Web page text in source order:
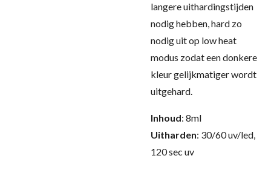
langere uithardingstijden
nodig hebben, hard zo
nodig uit op low heat
modus zodat een donkere
kleur gelijkmatiger wordt
uitgehard.
Inhoud: 8ml
Uitharden: 30/60 uv/led,
120 sec uv